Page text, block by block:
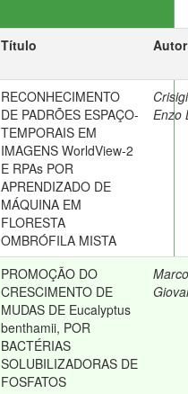
Título Autor
RECONHECIMENTO
DE PADRÕES ESPAÇO-
TEMPORAIS EM
IMAGENS WorldView-2
E RPAs POR
APRENDIZADO DE
MÁQUINA EM
FLORESTA
OMBRÓFILA MISTA
Enzo
PROMOÇÃO DO
CRESCIMENTO DE
MUDAS DE Eucalyptus
benthamii, POR
BACTÉRIAS
SOLUBILIZADORAS DE
FOSFATOS